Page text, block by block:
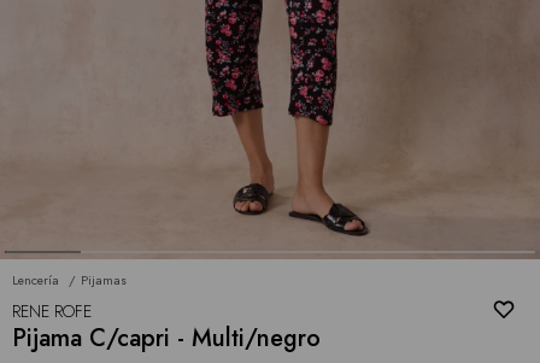
Lencería Pijamas
RENE ROFE
Pijama C/capri - Multi/negro